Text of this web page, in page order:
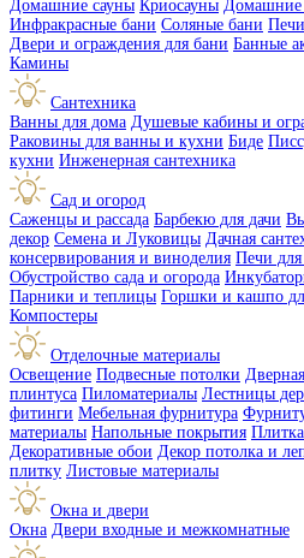
Домашние сауны Криосауны
Инфракрасные бани Соляные бани
Двери и ограждения для бани Банные
Камины
Сантехника
Ванны для дома Душевые кабины и
Раковины для ванны и кухни Биде
кухни Инженерная сантехника
Сад и огород
Саженцы и рассада Барбекю для дачи
декор Семена и Луковицы Дачная
консервирования и виноделия Печи
Обустройство сада и огорода
Парники и теплицы Горшки и кашпо
Компостеры
Отделочные материалы
Освещение Подвесные потолки
плинтуса Пиломатериалы Лестницы
фитинги Мебельная фурнитура
материалы Напольные покрытия
Декоративные обои Декор потолка и
плитку Листовые материалы
Окна и двери
Окна Двери входные и межкомнатные